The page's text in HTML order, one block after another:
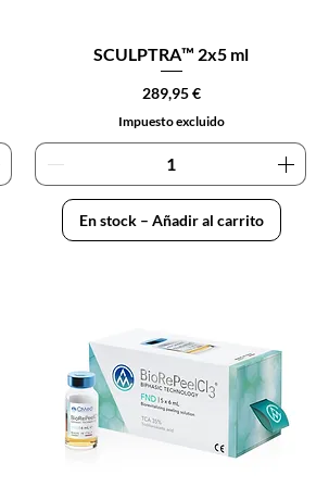
SCULPTRA™ 2x5 ml
Precio
289,95 €
Impuesto excluido
En stock – Añadir al carrito